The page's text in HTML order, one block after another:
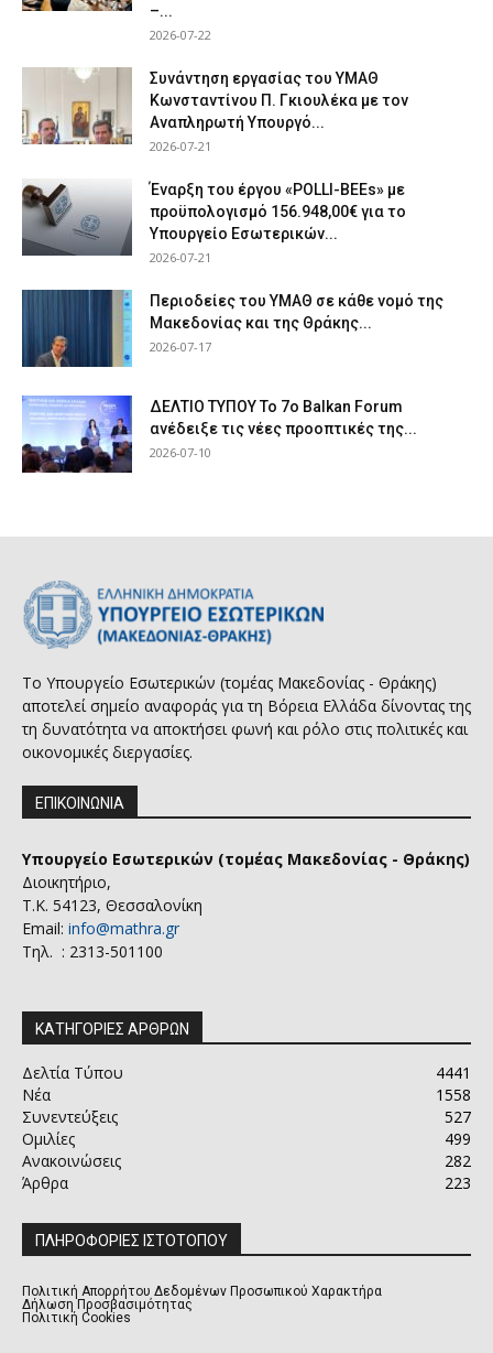
–...
2026-07-22
Συνάντηση εργασίας του ΥΜΑΘ
Κωνσταντίνου Π. Γκιουλέκα με τον
Αναπληρωτή Υπουργό...
2026-07-21
Έναρξη του έργου «POLLI-BEEs» με
προϋπολογισμό 156.948,00€ για το
Υπουργείο Εσωτερικών...
2026-07-21
Περιοδείες του ΥΜΑΘ σε κάθε νομό της
Μακεδονίας και της Θράκης...
2026-07-17
ΔΕΛΤΙΟ ΤΥΠΟΥ Το 7ο Balkan Forum
ανέδειξε τις νέες προοπτικές της...
2026-07-10
Το Υπουργείο Εσωτερικών (τομέας Μακεδονίας - Θράκης)
αποτελεί σημείο αναφοράς για τη Βόρεια Ελλάδα δίνοντας της
τη δυνατότητα να αποκτήσει φωνή και ρόλο στις πολιτικές και
οικονομικές διεργασίες.
ΕΠΙΚΟΙΝΩΝΙΑ
Υπουργείο Εσωτερικών (τομέας Μακεδονίας - Θράκης)
Διοικητήριο,
Τ.Κ. 54123, Θεσσαλονίκη
Email: info@mathra.gr
Τηλ. : 2313-501100
ΚΑΤΗΓΟΡΙΕΣ ΑΡΘΡΩΝ
Δελτία Τύπου
4441
Νέα
1558
Συνεντεύξεις
527
Ομιλίες
499
Ανακοινώσεις
282
Άρθρα
223
ΠΛΗΡΟΦΟΡΙΕΣ ΙΣΤΟΤΟΠΟΥ
Πολιτική Απορρήτου Δεδομένων Προσωπικού Χαρακτήρα
Δήλωση Προσβασιμότητας
Πολιτική Cookies